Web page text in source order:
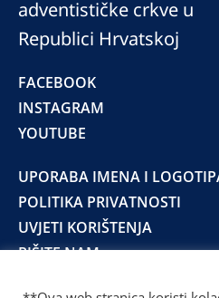
adventističke crkve u
Republici Hrvatskoj
FACEBOOK
INSTAGRAM
YOUTUBE
UPORABA IMENA I
POLITIKA PRIVATNOSTI
UVJETI KORIŠTENJA
PIŠITE NAM